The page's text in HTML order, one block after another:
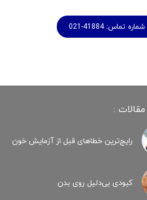
شماره تماس: 41884-021
:
رایج‌ترین خطاهای قبل از آزمایش خون
کبودی‌ بی‌دلیل روی بدن